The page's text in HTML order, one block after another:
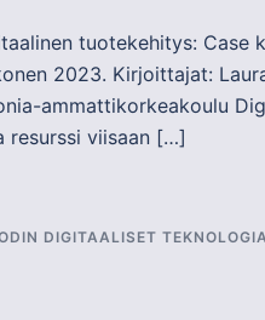
tuotekehitys: Case
2023. Kirjoittajat:
ammattikorkeakoulu
resurssi viisaan […]
DIGITAALISET